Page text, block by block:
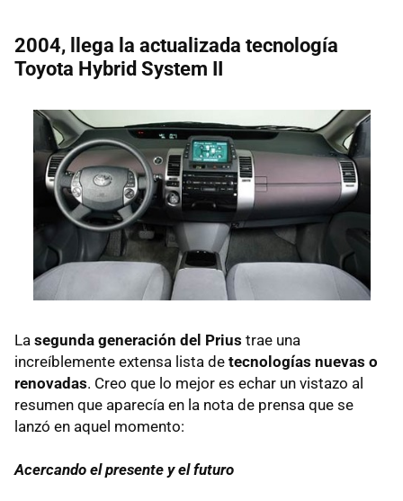
2004, llega la actualizada tecnología
Toyota Hybrid System II
La segunda generación del Prius trae una
increíblemente extensa lista de tecnologías nuevas o
renovadas. Creo que lo mejor es echar un vistazo al
resumen que aparecía en la nota de prensa que se
lanzó en aquel momento:
Acercando el presente y el futuro